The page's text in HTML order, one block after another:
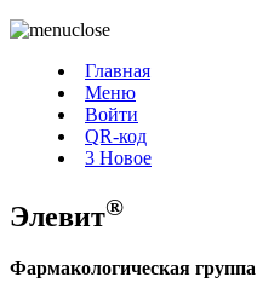
Главная
Меню
Войти
QR-код
3 Новое
Элевит®
Фармакологическая